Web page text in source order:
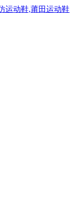
运动鞋,莆田运动鞋